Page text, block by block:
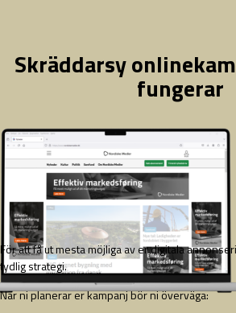
Skräddarsy
fungerar
För att få ut mesta möjliga av er digitala
tydlig strategi.
När ni planerar er kampanj bör ni överväga: